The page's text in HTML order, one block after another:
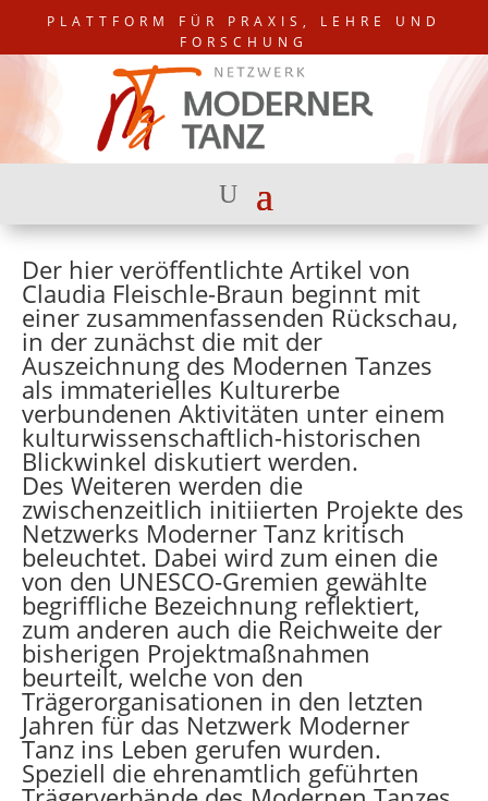
PLATTFORM FÜR PRAXIS, LEHRE UND
FORSCHUNG
Der hier veröffentlichte Artikel von
Claudia Fleischle-Braun beginnt mit
einer zusammenfassenden Rückschau,
in der zunächst die mit der
Auszeichnung des Modernen Tanzes
als immaterielles Kulturerbe
verbundenen Aktivitäten unter einem
kulturwissenschaftlich-historischen
Blickwinkel diskutiert werden.
Des Weiteren werden die
zwischenzeitlich initiierten Projekte des
Netzwerks Moderner Tanz kritisch
beleuchtet. Dabei wird zum einen die
von den UNESCO-Gremien gewählte
begriffliche Bezeichnung reflektiert,
zum anderen auch die Reichweite der
bisherigen Projektmaßnahmen
beurteilt, welche von den
Trägerorganisationen in den letzten
Jahren für das Netzwerk Moderner
Tanz ins Leben gerufen wurden.
Speziell die ehrenamtlich geführten